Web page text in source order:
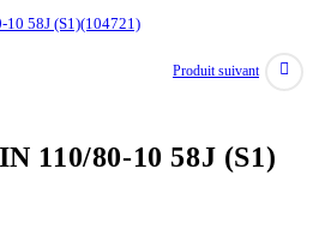
58J (S1)(104721)
Produit suivant
110/80-10 58J (S1)